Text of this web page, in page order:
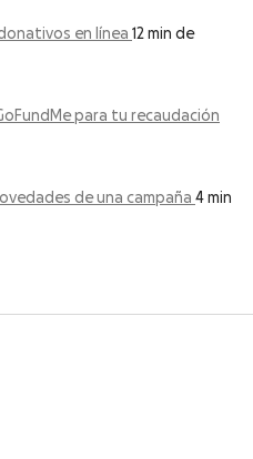
en línea 12 min de
para tu recaudación
de una campaña 4 min